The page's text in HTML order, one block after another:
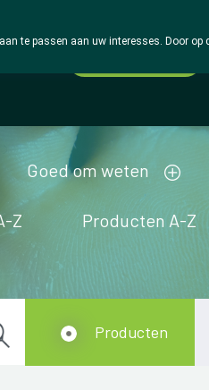
Goed om weten
Z Producten A-Z
Producten
te passen aan uw interesses. Door op